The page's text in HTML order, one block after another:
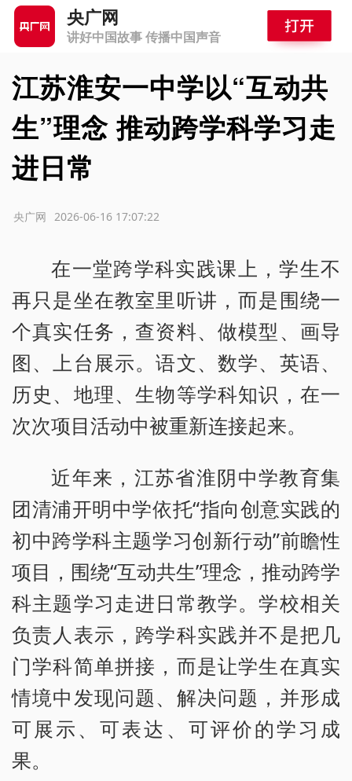
央广网
讲好中国故事 传播中国声音
江苏淮安一中学以“互动共
生”理念 推动跨学科学习走
进日常
2026-06-16 17:07:22
央广网
在一堂跨学科实践课上，学生不
再只是坐在教室里听讲，而是围绕一
个真实任务，查资料、做模型、画导
图、上台展示。语文、数学、英语、
历史、地理、生物等学科知识，在一
次次项目活动中被重新连接起来。
近年来，江苏省淮阴中学教育集
团清浦开明中学依托“指向创意实践的
初中跨学科主题学习创新行动”前瞻性
项目，围绕“互动共生”理念，推动跨学
科主题学习走进日常教学。学校相关
负责人表示，跨学科实践并不是把几
门学科简单拼接，而是让学生在真实
情境中发现问题、解决问题，并形成
可展示、可表达、可评价的学习成
果。